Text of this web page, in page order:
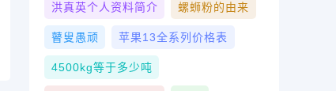
洪真英个人资料简介 螺蛳粉的由来
瞽叟愚顽 苹果13全系列价格表
4500kg等于多少吨